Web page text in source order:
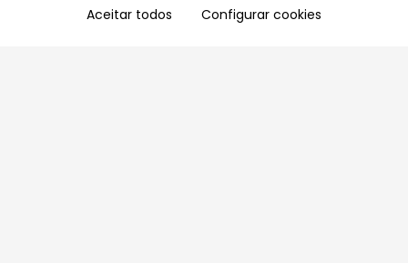
Aceitar todos Configurar cookies